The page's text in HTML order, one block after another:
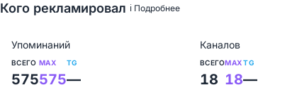
Кого рекламировал ℹ️ Подробнее
Упоминаний
ВСЕГО
575
MAX
575
TG
—
Каналов
ВСЕГО
18
MAX
18
TG
—